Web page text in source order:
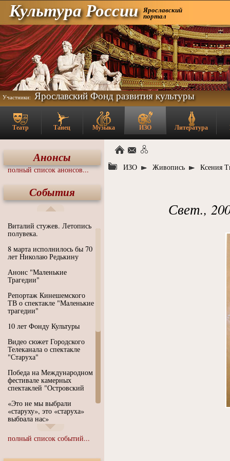
Культура России Ярославский
портал
Участники: Ярославский Фонд развития культуры
Театр Танец Музыка ИЗО Литература
Анонсы
полный список анонсов...
События
Виталий стужев. Летопись
полувека.
8 марта исполнилось бы 70
лет Николаю Редькину
Анонс "Маленькие
Трагедии"
Репортаж Кинешемского
ТВ о спектакле "Маленькие
трагедии"
10 лет Фонду Культуры
Видео сюжет Городского
Телеканала о спектакле
"Старуха"
Победа на Международном
фестивале камерных
спектаклей "Островский
«Это не мы выбрали
«старуху», это «старуха»
выбрала нас»
Иммерсивный спектакль
"Язык чистого полета
полный список событий...
ИЗО Живопись Ксения
Свет.,